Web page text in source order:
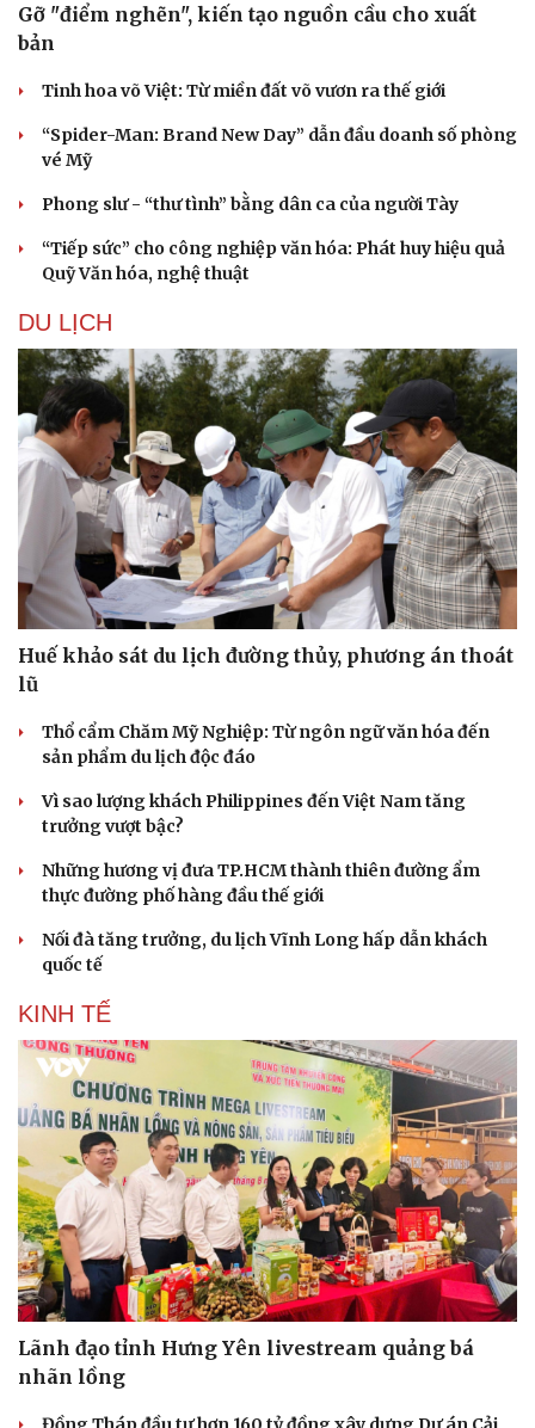
Sân khấu - Điện ảnh
Văn học
Âm nhạc
Di sản
Nghệ sĩ
Sao Việt
Gỡ "điểm nghẽn", kiến tạo nguồn cầu cho xuất
bản
Tinh hoa võ Việt: Từ miền đất võ vươn ra thế giới
“Spider-Man: Brand New Day” dẫn đầu doanh số phòng
vé Mỹ
Phong slư - “thư tình” bằng dân ca của người Tày
“Tiếp sức” cho công nghiệp văn hóa: Phát huy hiệu quả
Quỹ Văn hóa, nghệ thuật
DU LỊCH
Huế khảo sát du lịch đường thủy, phương án thoát
lũ
Thổ cẩm Chăm Mỹ Nghiệp: Từ ngôn ngữ văn hóa đến
sản phẩm du lịch độc đáo
Vì sao lượng khách Philippines đến Việt Nam tăng
trưởng vượt bậc?
Những hương vị đưa TP.HCM thành thiên đường ẩm
thực đường phố hàng đầu thế giới
Nối đà tăng trưởng, du lịch Vĩnh Long hấp dẫn khách
quốc tế
KINH TẾ
Lãnh đạo tỉnh Hưng Yên livestream quảng bá
nhãn lồng